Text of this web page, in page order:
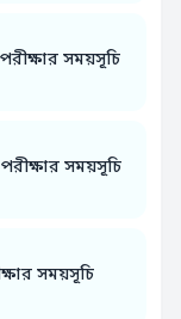
সময়সূচি
সময়সূচি
সময়সূচি